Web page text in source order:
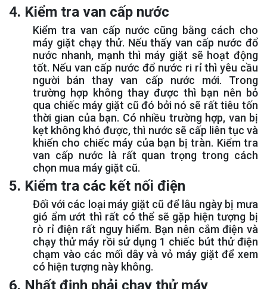
4. Kiểm tra van cấp nước
Kiểm tra van cấp nước cũng bằng cách cho
máy giặt chạy thử. Nếu thấy van cấp nước đổ
nước nhanh, mạnh thì máy giặt sẽ hoạt động
tốt. Nếu van cấp nước đổ nước ri rỉ thì yêu cầu
người bán thay van cấp nước mới. Trong
trường hợp không thay được thì bạn nên bỏ
qua chiếc máy giặt cũ đó bởi nó sẽ rất tiêu tốn
thời gian của bạn. Có nhiều trường hợp, van bị
kẹt không khó được, thì nước sẽ cấp liên tục và
khiến cho chiếc máy của bạn bị tràn. Kiểm tra
van cấp nước là rất quan trọng trong cách
chọn mua máy giặt cũ.
5. Kiểm tra các kết nối điện
Đối với các loại máy giặt cũ để lâu ngày bị mưa
gió ẩm ướt thì rất có thể sẽ gặp hiện tượng bị
rò rỉ điện rất nguy hiểm. Bạn nên cắm điện và
chạy thử máy rồi sử dụng 1 chiếc bút thử điện
chạm vào các mối dây và vỏ máy giặt để xem
có hiện tượng này không.
6. Nhất định phải chạy thử máy